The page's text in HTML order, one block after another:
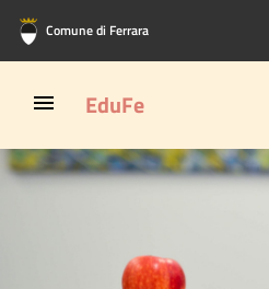
Vai al contenuto principale
Vai al footer
Comune di Ferrara
EduFe